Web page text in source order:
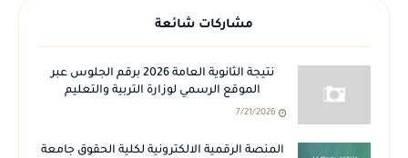
مشاركات شائعة
نتيجة الثانوية العامة 2026 برقم الجلوس عبر
الموقع الرسمي لوزارة التربية والتعليم
7/21/2026
المنصة الرقمية الالكترونية لكلية الحقوق جامعة